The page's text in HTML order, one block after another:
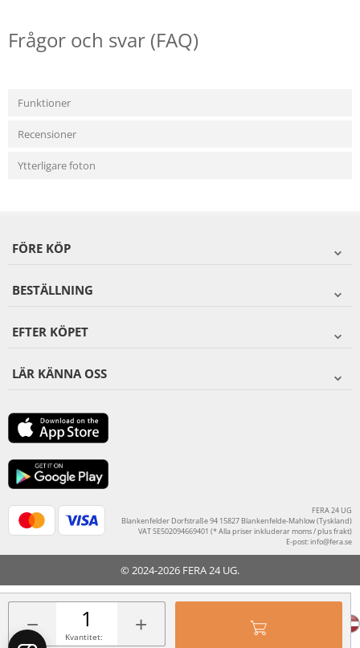
− +
Kvantitet:
Frågor och svar (FAQ)
Funktioner
Recensioner
Ytterligare foton
FÖRE KÖP
BESTÄLLNING
EFTER KÖPET
LÄR KÄNNA OSS
FERA 24 UG
Blankenfelder Dorfstraße 94 15827 Blankenfelde-Mahlow (Tyskland)
VAT SE502094669401 (* Alla priser inkluderar moms / plus frakt)
E-post:info@fera.se
© 2024-2026 FERA 24 UG.
FERA INTERNATIONAL: